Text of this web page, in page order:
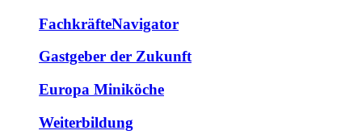
FachkräfteNavigator
Gastgeber der Zukunft
Europa Miniköche
Weiterbildung